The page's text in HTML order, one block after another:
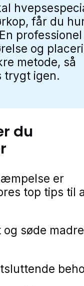
får du
professionel
og
metode, så
igen.
du
er
top tips til
søde